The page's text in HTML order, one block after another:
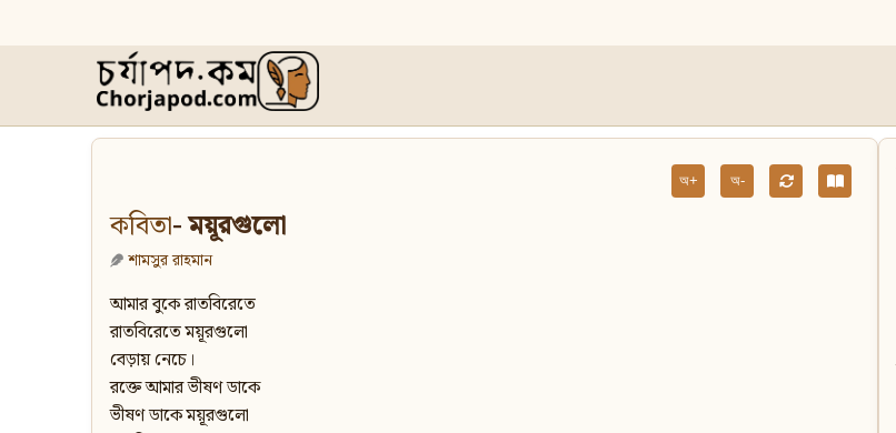
অ+ অ-
কবিতা- ময়ূরগুলো
শামসুর রাহমান
আমার বুকে রাতবিরেতে
রাতবিরেতে ময়ূরগুলো
বেড়ায় নেচে।
রক্তে আমার ভীষণ ডাকে
ভীষণ ডাকে ময়ূরগুলো